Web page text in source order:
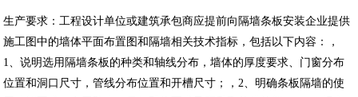
生产要求：工程设计单位或建筑承包商应提前向隔墙条板安装企业提供
施工图中的墙体平面布置图和隔墙相关技术指标，包括以下内容：，
1、说明选用隔墙条板的种类和轴线分布，墙体的厚度要求、门窗分布
位置和洞口尺寸，管线分布位置和开槽尺寸；，2、明确条板隔墙的使